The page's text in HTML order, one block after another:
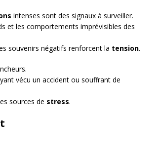
intenses sont des signaux à surveiller.
et les comportements imprévisibles des
souvenirs négatifs renforcent la tension.
vécu un accident ou souffrant de
sources de stress.